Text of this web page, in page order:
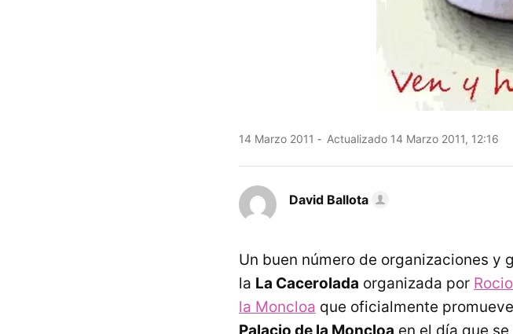
14 Marzo 2011 Actualizado 14 Marzo 2011, 12:16
David Ballota
Un buen número de organizaciones y
la La Cacerolada organizada por
la Moncloa que oficialmente